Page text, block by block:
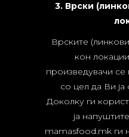
3. Врски
Врските
кон
произведувачи се
со цел да Ви ја
Доколку ги
ја
mamasfood.mk ги